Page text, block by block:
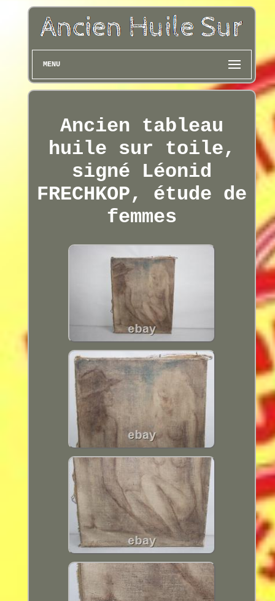
MENU
Ancien tableau
huile sur toile,
signé Léonid
FRECHKOP, étude de
femmes